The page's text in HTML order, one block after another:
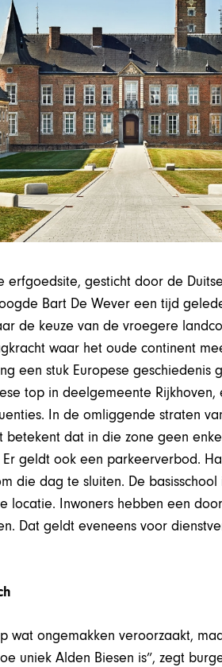
erfgoedsite, gesticht door de
Bart De Wever een tijd
de keuze van de vroegere
waar het oude continent
een stuk Europese geschiedenis
top in deelgemeente
In de omliggende straten
betekent dat in die zone geen
geldt ook een parkeerverbod.
die dag te sluiten. De
locatie. Inwoners hebben een
Dat geldt eveneens voor
wat ongemakken veroorzaakt,
uniek Alden Biesen is”, zegt